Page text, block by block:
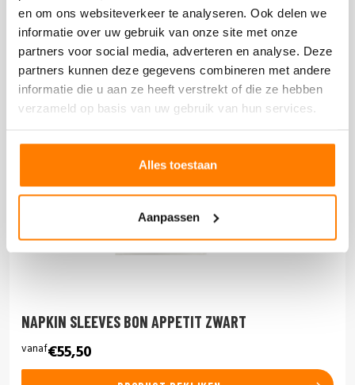
en om ons websiteverkeer te analyseren. Ook delen we
informatie over uw gebruik van onze site met onze
partners voor social media, adverteren en analyse. Deze
partners kunnen deze gegevens combineren met andere
informatie die u aan ze heeft verstrekt of die ze hebben
verzameld op basis van uw gebruik van hun services.
Alles toestaan
Aanpassen
NAPKIN SLEEVES BON APPETIT ZWART
vanaf€55,50